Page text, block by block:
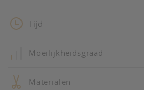
Tijd
Moeilijkheidsgraad
Materialen